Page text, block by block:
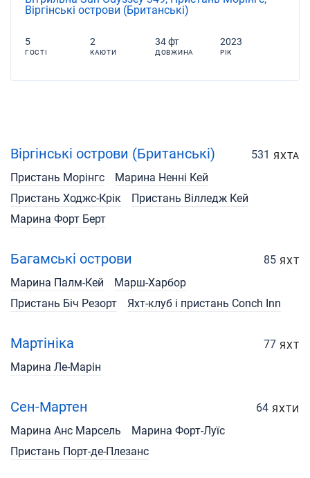
Віргінські острови (Британські)
5
ГОСТІ
2
КАЮТИ
34 фт
ДОВЖИНА
2023
РІК
Віргінські острови (Британські) 531 ЯХТА
Пристань Морінгс
Марина Ненні Кей
Пристань Ходжс-Крік
Пристань Вілледж Кей
Марина Форт Берт
Багамські острови 85 ЯХТ
Марина Палм-Кей
Марш-Харбор
Пристань Біч Резорт
Яхт-клуб і пристань Conch Inn
Мартініка 77 ЯХТ
Марина Ле-Марін
Сен-Мартен 64 ЯХТИ
Марина Анс Марсель
Марина Форт-Луїс
Пристань Порт-де-Плезанс